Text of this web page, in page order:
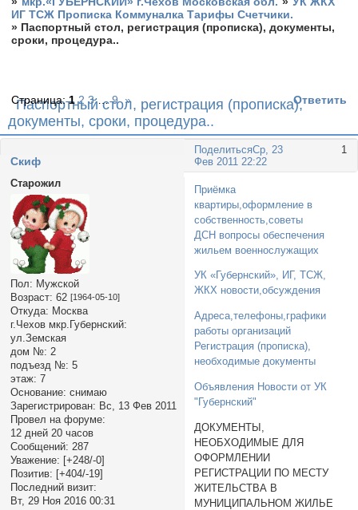
ИГ ТСЖ Прописка Коммуналка Тарифы Счетчики.
» Паспортный стол, регистрация (прописка), документы,
сроки, процедура..
Паспортный стол, регистрация (прописка),
документы, сроки, процедура..
Страница:1 2 3 … 9 » Ответить
Поделиться 1
Ср, 23
Фев 2011 22:22
Cкиф
Старожил
Пол: Мужской
Возраст: 62 [1964-05-10]
Откуда: Москва
г.Чехов мкр.Губернский:
ул.Земская
дом №: 2
подъезд №: 5
этаж: 7
Основание: снимаю
Зарегистрирован: Вс, 13 Фев 2011
Провел на форуме:
12 дней 20 часов
Сообщений: 287
Уважение: [+248/-0]
Позитив: [+404/-19]
Последний визит:
Вт, 29 Ноя 2016 00:31
Приёмка
квартиры,оформление в
собственность,советы
ДСН вопросы обеспечения
жильем военнослужащих
УК «Губернский», ИГ, ТСЖ,
ЖКХ новости,обсуждения
Адреса,телефоны,графики
работы организаций
Регистрация (прописка),
необходимые документы
Объявления Новости от УК
"Губернский"
ДОКУМЕНТЫ,
НЕОБХОДИМЫЕ ДЛЯ
ОФОРМЛЕНИИ
РЕГИСТРАЦИИ ПО МЕСТУ
ЖИТЕЛЬСТВА В
МУНИЦИПАЛЬНОМ ЖИЛЬЕ